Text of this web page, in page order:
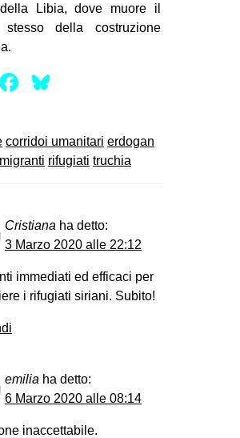
Libia, dove muore il
stesso della costruzione
Mastodon
Facebook
corridoi umanitari erdogan
migranti rifugiati truchia
Cristiana ha detto:
3 Marzo 2020 alle 22:12
immediati ed efficaci per
i rifugiati siriani. Subito!
emilia ha detto:
6 Marzo 2020 alle 08:14
inaccettabile.